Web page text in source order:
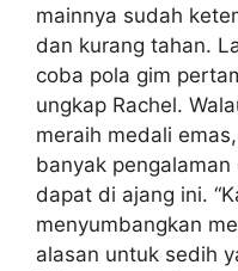
mainnya sudah
dan kurang tahan.
coba pola gim
ungkap Rachel.
meraih medali
banyak
dapat di ajang ini.
menyumbangkan
alasan untuk sedih